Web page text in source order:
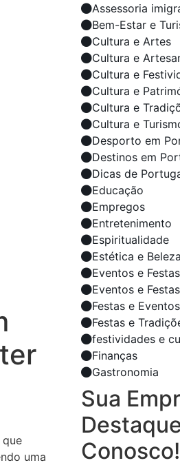
uma
Assessoria
Bem-Estar e
Cultura e Artes
Cultura e
Cultura e
Cultura e
Cultura e
Cultura e
Desporto em
Destinos em
Dicas de
Educação
Empregos
Entretenimento
Espiritualidade
Estética e
Eventos e Festas
Eventos e
Festas e Eventos
Festas e
festividades e
Finanças
Gastronomia
Sua
Conosco!